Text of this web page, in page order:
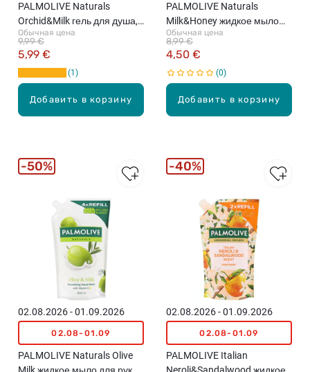
Добавить в корзину
PALMOLIVE Naturals
Orchid&Milk гель для душа,
750мл
Обычная цена
5,99 €
9,99 €
1
Добавить в корзину
PALMOLIVE Naturals
Milk&Honey жидкое мыло
для рук, наполнитель,
1000мл
Обычная цена
4,50 €
8,99 €
0
02.08.2026 - 01.09.2026
02.08-01.09
PALMOLIVE Naturals Olive
50%
02.08.2026 - 01.09.2026
02.08-01.09
PALMOLIVE Italian
40%